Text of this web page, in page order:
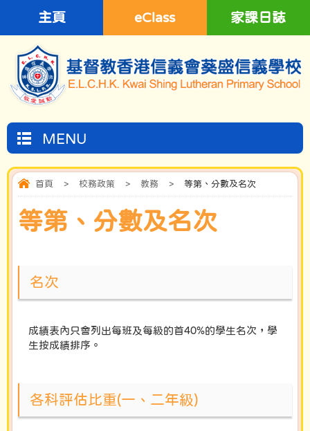
主頁 eClass 家課日誌
MENU
首頁 > 校務政策 > 教務 > 等第、分數及名次
等第、分數及名次
名次
成績表內只會列出每班及每級的首40%的學生名次，學
生按成績排序。
各科評估比重(一、二年級)